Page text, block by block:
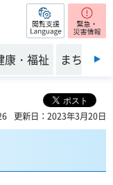
閲覧支援
康・福祉 まちづく
更新日：2023年3月20日